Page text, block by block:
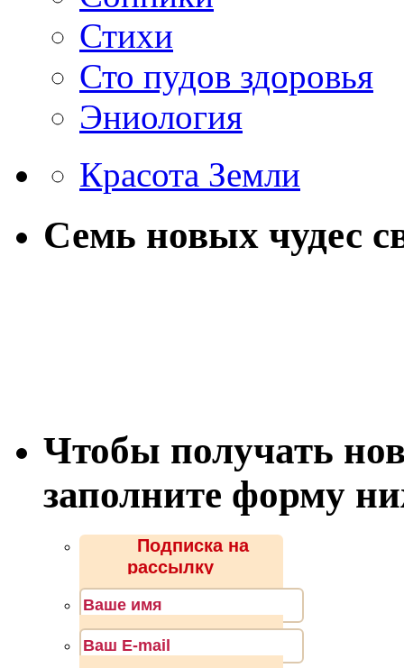
Стихи
Сто пудов здоровья
Эниология
Красота Земли
Семь новых чудес
Чтобы получать
заполните форму
Подписка на
рассылку